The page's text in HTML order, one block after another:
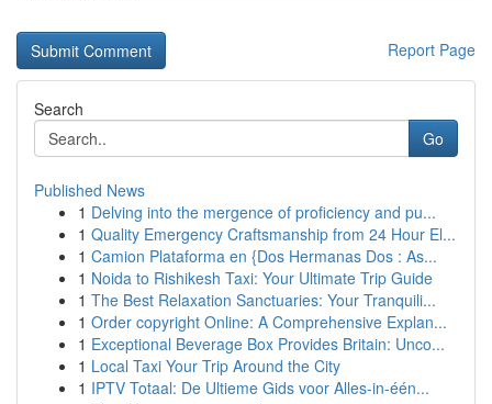
Report Page
Search
Go
Published News
1 Delving into the mergence of proficiency and pu...
1 Quality Emergency Craftsmanship from 24 Hour El...
1 Camion Plataforma en {Dos Hermanas Dos : As...
1 Noida to Rishikesh Taxi: Your Ultimate Trip Guide
1 The Best Relaxation Sanctuaries: Your Tranquili...
1 Order copyright Online: A Comprehensive Explan...
1 Exceptional Beverage Box Provides Britain: Unco...
1 Local Taxi Your Trip Around the City
1 IPTV Totaal: De Ultieme Gids voor Alles-in-één...